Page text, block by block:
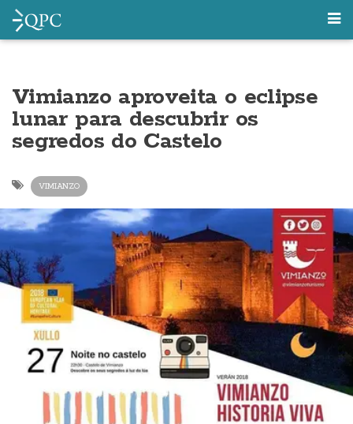
Vimianzo aproveita o eclipse
lunar para descubrir os
segredos do Castelo
VIMIANZO